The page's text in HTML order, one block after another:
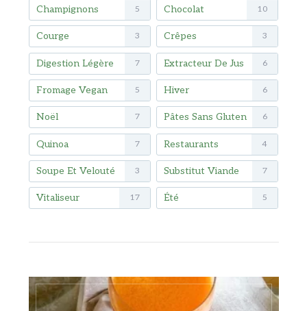
Champignons 5 Chocolat 10
Courge 3 Crêpes 3
Digestion Légère 7 Extracteur De Jus 6
Fromage Vegan 5 Hiver 6
Noël 7 Pâtes Sans Gluten 6
Quinoa 7 Restaurants 4
Soupe Et Velouté 3 Substitut Viande 7
Vitaliseur 17 Été 5